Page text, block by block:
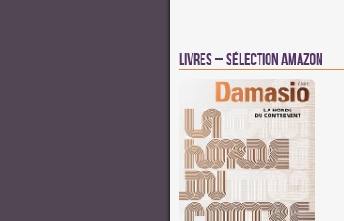
Livres – Sélection Amazon